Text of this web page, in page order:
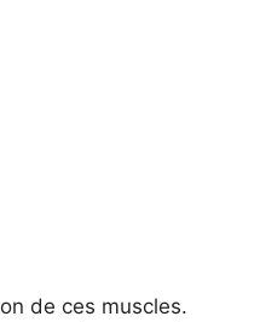
de ces muscles.